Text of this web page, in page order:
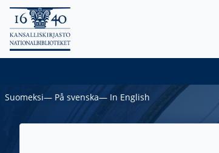
Suomeksi― På svenska― In English